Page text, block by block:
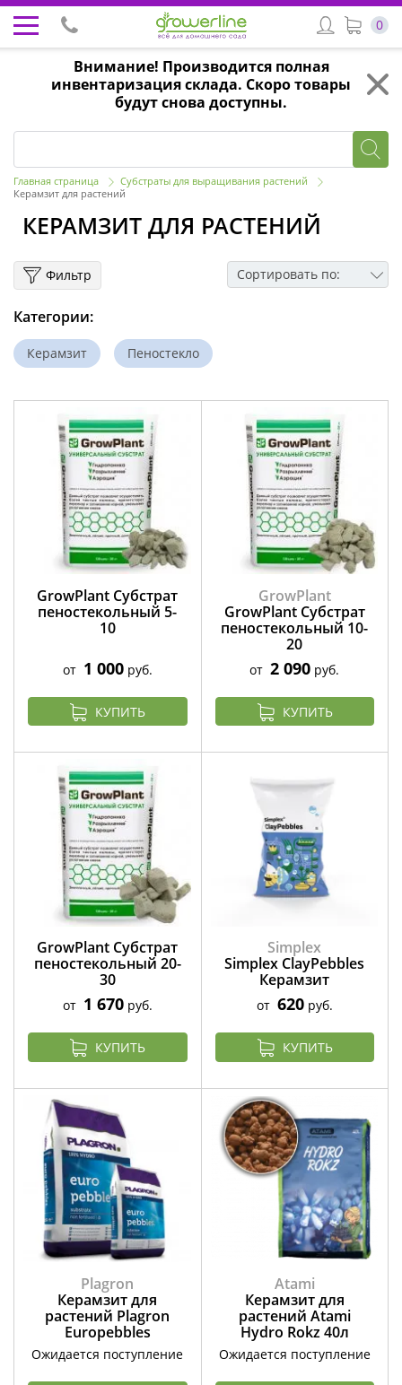
Внимание! Производится полная
инвентаризация склада. Скоро товары
будут снова доступны.
0
Главная страница
Субстраты для выращивания растений
Керамзит для растений
КЕРАМЗИТ ДЛЯ РАСТЕНИЙ
Фильтр Сортировать по:
Категории:
Керамзит Пеностекло
GrowPlant Субстрат
пеностекольный 5-
10
от 1 000руб.
КУПИТЬ
GrowPlant
GrowPlant Субстрат
пеностекольный 10-
20
от2 090 руб.
КУПИТЬ
GrowPlant Субстрат
пеностекольный 20-
30
от 1 670руб.
КУПИТЬ
Simplex
Simplex ClayPebbles
Керамзит
от 620руб.
КУПИТЬ
Plagron
Керамзит для
растений Plagron
Europebbles
Ожидается поступление
Atami
Керамзит для
растений Atami
Hydro Rokz 40л
Ожидается поступление